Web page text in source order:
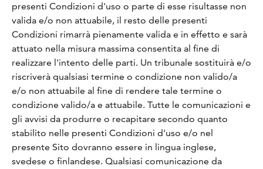
presenti Condizioni d'uso o parte di esse risultasse non
valida e/o non attuabile, il resto delle presenti
Condizioni rimarrà pienamente valida e in effetto e sarà
attuato nella misura massima consentita al fine di
realizzare l'intento delle parti. Un tribunale sostituirà e/o
riscriverà qualsiasi termine o condizione non valido/a
e/o non attuabile al fine di rendere tale termine o
condizione valido/a e attuabile. Tutte le comunicazioni e
gli avvisi da produrre o recapitare secondo quanto
stabilito nelle presenti Condizioni d'uso e/o nel
presente Sito dovranno essere in lingua inglese,
svedese o finlandese. Qualsiasi comunicazione da